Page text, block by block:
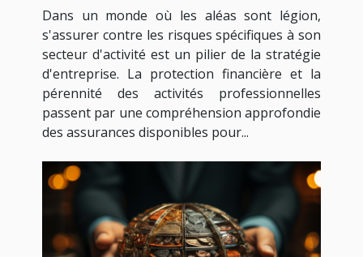
Dans un monde où les aléas sont légion,
s'assurer contre les risques spécifiques à son
secteur d'activité est un pilier de la stratégie
d'entreprise. La protection financière et la
pérennité des activités professionnelles
passent par une compréhension approfondie
des assurances disponibles pour...